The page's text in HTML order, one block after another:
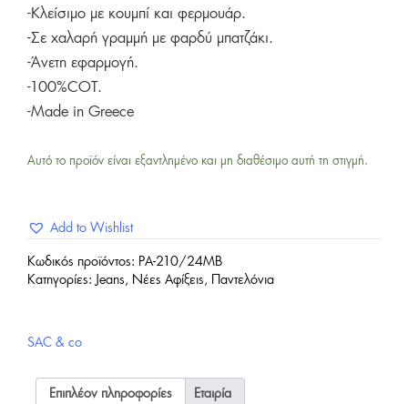
-Κλείσιμο με κουμπί και φερμουάρ.
-Σε χαλαρή γραμμή με φαρδύ μπατζάκι.
-Άνετη εφαρμογή.
-100%COT.
-Made in Greece
Αυτό το προϊόν είναι εξαντλημένο και μη διαθέσιμο αυτή τη στιγμή.
Add to Wishlist
Κωδικός προϊόντος: PA-210/24MB
Κατηγορίες:
Jeans , Νέες Αφίξεις , Παντελόνια
SAC & co
Επιπλέον πληροφορίες Εταιρία